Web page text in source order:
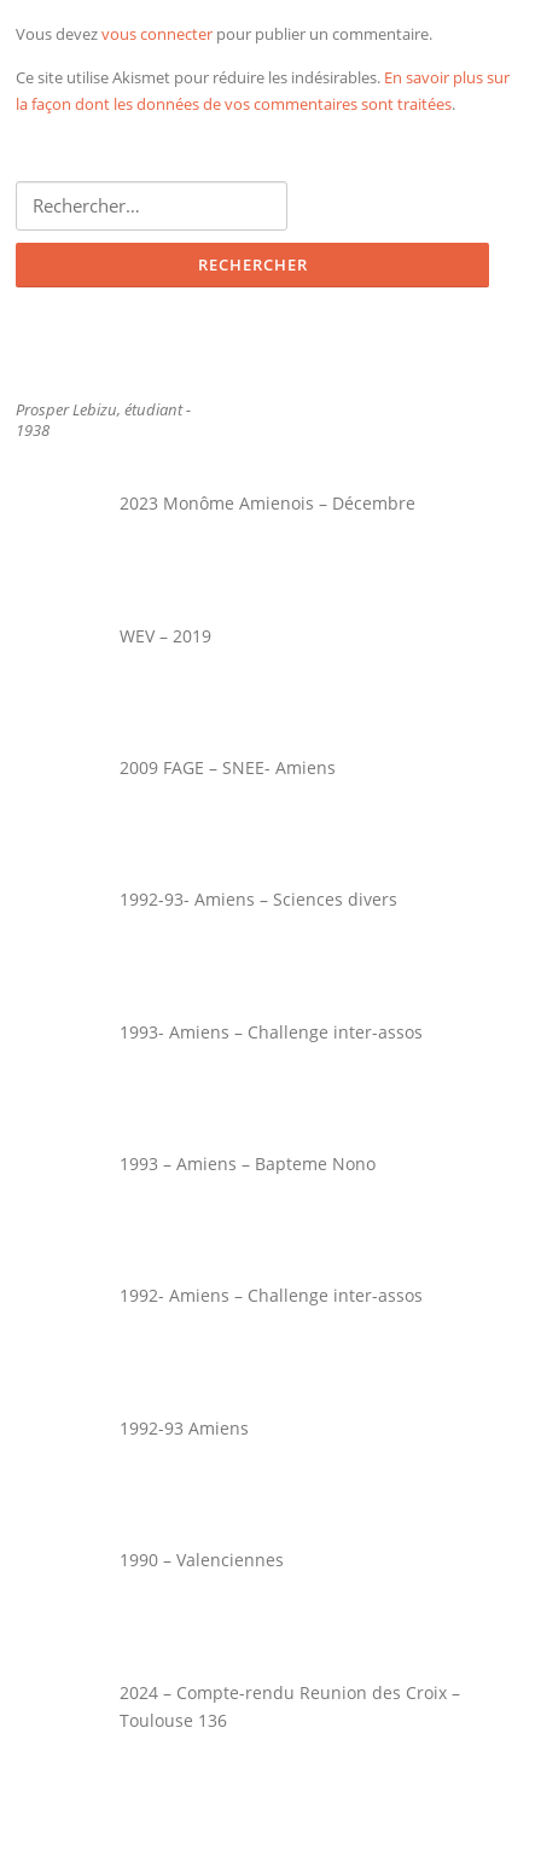
Vous devezvous connecter pour publier un commentaire.
Ce site utilise Akismet pour réduire les indésirables. En savoir plus sur
la façon dont les données de vos commentaires sont traitées.
Rechercher :
Prosper Lebizu, étudiant -
1938
2023 Monôme Amienois – Décembre
WEV – 2019
2009 FAGE – SNEE- Amiens
1992-93- Amiens – Sciences divers
1993- Amiens – Challenge inter-assos
1993 – Amiens – Bapteme Nono
1992- Amiens – Challenge inter-assos
1992-93 Amiens
1990 – Valenciennes
2024 – Compte-rendu Reunion des Croix –
Toulouse 136